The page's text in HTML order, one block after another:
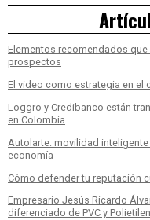
Elementos recomendados
prospectos
El video como estrategia en el
Loggro y Credibanco están
en Colombia
Autolarte: movilidad
economía
Cómo defender tu reputación
Empresario Jesús Ricardo
diferenciado de PVC y